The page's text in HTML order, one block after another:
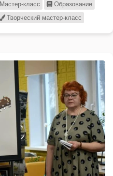
Мастер-класс
Образование
Творческий мастер-класс